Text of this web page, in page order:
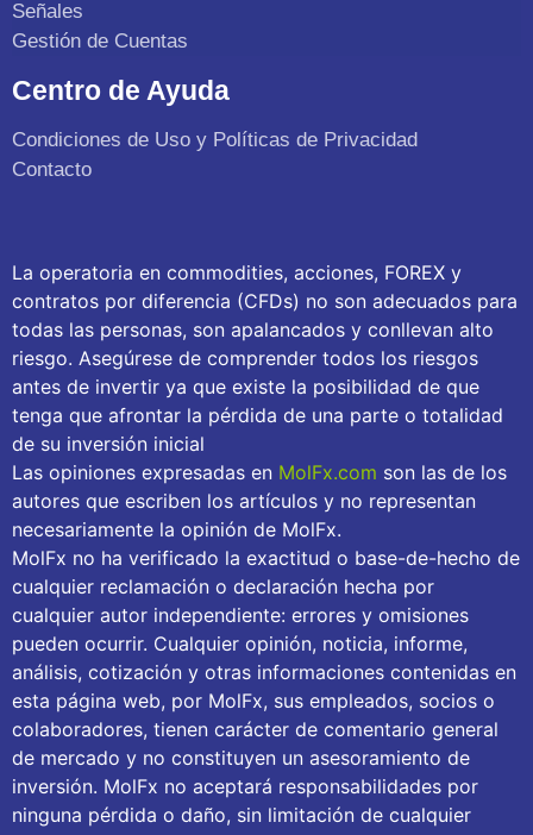
Señales
Gestión de Cuentas
Centro de Ayuda
Condiciones de Uso y Políticas de Privacidad
Contacto
La operatoria en commodities, acciones, FOREX y
contratos por diferencia (CFDs) no son adecuados para
todas las personas, son apalancados y conllevan alto
riesgo. Asegúrese de comprender todos los riesgos
antes de invertir ya que existe la posibilidad de que
tenga que afrontar la pérdida de una parte o totalidad
de su inversión inicial
Las opiniones expresadas en MolFx.com son las de los
autores que escriben los artículos y no representan
necesariamente la opinión de MolFx.
MolFx no ha verificado la exactitud o base-de-hecho de
cualquier reclamación o declaración hecha por
cualquier autor independiente: errores y omisiones
pueden ocurrir. Cualquier opinión, noticia, informe,
análisis, cotización y otras informaciones contenidas en
esta página web, por MolFx, sus empleados, socios o
colaboradores, tienen carácter de comentario general
de mercado y no constituyen un asesoramiento de
inversión. MolFx no aceptará responsabilidades por
ninguna pérdida o daño, sin limitación de cualquier